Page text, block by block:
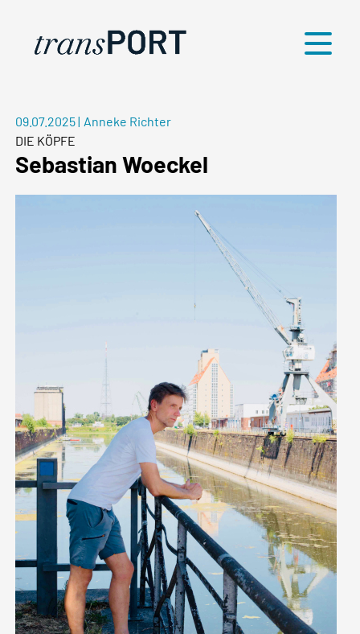
Menü
09.07.2025| Anneke Richter
DIE KÖPFE
Sebastian Woeckel